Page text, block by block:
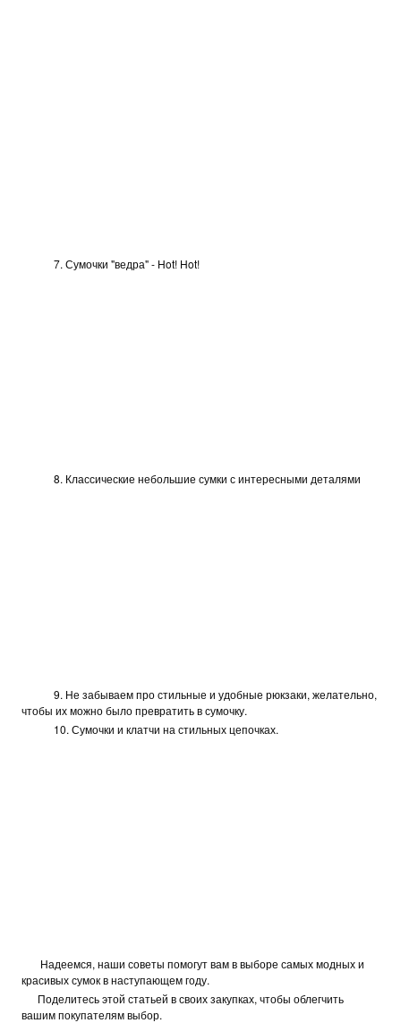
7. Сумочки "ведра" - Hot! Hot!
8. Классические небольшие сумки с интересными деталями
9. Не забываем про стильные и удобные рюкзаки, желательно,
чтобы их можно было превратить в сумочку.
10. Сумочки и клатчи на стильных цепочках.
Надеемся, наши советы помогут вам в выборе самых модных и
красивых сумок в наступающем году.
Поделитесь этой статьей в своих закупках, чтобы облегчить
вашим покупателям выбор.